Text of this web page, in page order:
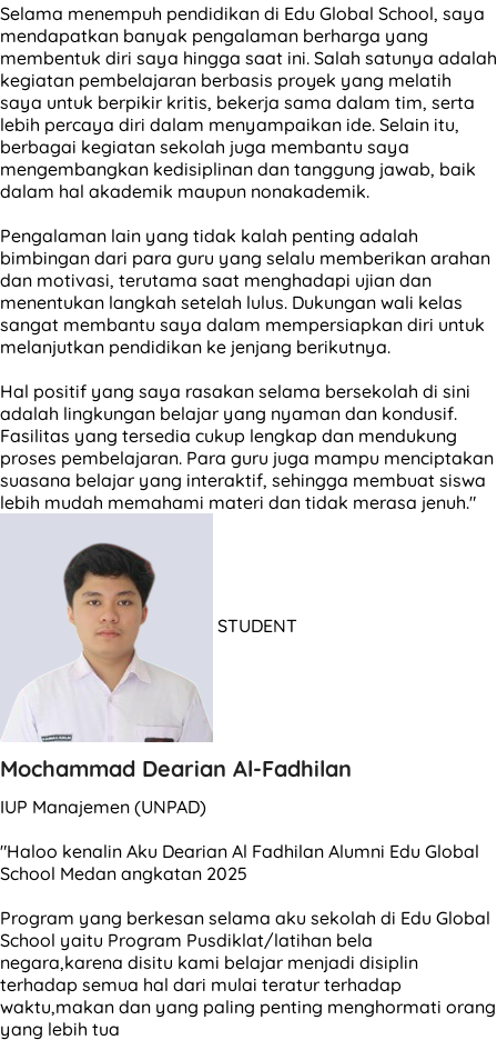
Selama menempuh pendidikan di Edu Global School, saya
mendapatkan banyak pengalaman berharga yang
membentuk diri saya hingga saat ini. Salah satunya adalah
kegiatan pembelajaran berbasis proyek yang melatih
saya untuk berpikir kritis, bekerja sama dalam tim, serta
lebih percaya diri dalam menyampaikan ide. Selain itu,
berbagai kegiatan sekolah juga membantu saya
mengembangkan kedisiplinan dan tanggung jawab, baik
dalam hal akademik maupun nonakademik.
Pengalaman lain yang tidak kalah penting adalah
bimbingan dari para guru yang selalu memberikan arahan
dan motivasi, terutama saat menghadapi ujian dan
menentukan langkah setelah lulus. Dukungan wali kelas
sangat membantu saya dalam mempersiapkan diri untuk
melanjutkan pendidikan ke jenjang berikutnya.
Hal positif yang saya rasakan selama bersekolah di sini
adalah lingkungan belajar yang nyaman dan kondusif.
Fasilitas yang tersedia cukup lengkap dan mendukung
proses pembelajaran. Para guru juga mampu menciptakan
suasana belajar yang interaktif, sehingga membuat siswa
lebih mudah memahami materi dan tidak merasa jenuh."
STUDENT
Mochammad Dearian Al-Fadhilan
IUP Manajemen (UNPAD)
"Haloo kenalin Aku Dearian Al Fadhilan Alumni Edu Global
School Medan angkatan 2025
Program yang berkesan selama aku sekolah di Edu Global
School yaitu Program Pusdiklat/latihan bela
negara,karena disitu kami belajar menjadi disiplin
terhadap semua hal dari mulai teratur terhadap
waktu,makan dan yang paling penting menghormati orang
yang lebih tua